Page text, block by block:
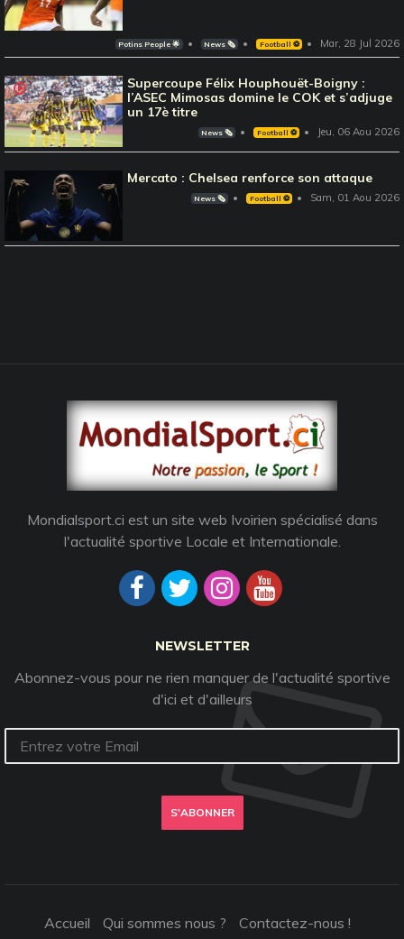
Potins People 🌟 News 🗞️ Football ⚽️ Mar, 28 Jul 2026
Supercoupe Félix Houphouët-Boigny :
l’ASEC Mimosas domine le COK et s’adjuge
un 17è titre
News 🗞️ Football ⚽️ Jeu, 06 Aou 2026
Mercato : Chelsea renforce son attaque
News 🗞️ Football ⚽️ Sam, 01 Aou 2026
Mondialsport.ci est un site web Ivoirien spécialisé dans
l'actualité sportive Locale et Internationale.
NEWSLETTER
Abonnez-vous pour ne rien manquer de l'actualité sportive
d'ici et d'ailleurs
S'ABONNER
Accueil Qui sommes nous ? Contactez-nous !